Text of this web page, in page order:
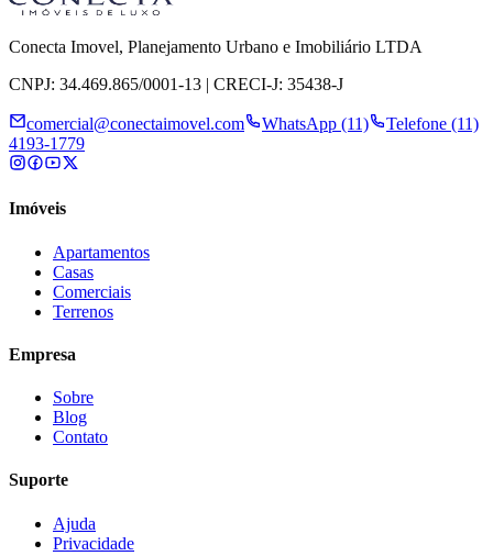
Conecta Imovel, Planejamento Urbano e Imobiliário LTDA
CNPJ: 34.469.865/0001-13 | CRECI-J: 35438-J
comercial@conectaimovel.com WhatsApp (11)
Telefone (11)
4193-1779
Imóveis
Apartamentos
Casas
Comerciais
Terrenos
Empresa
Sobre
Blog
Contato
Suporte
Ajuda
Privacidade